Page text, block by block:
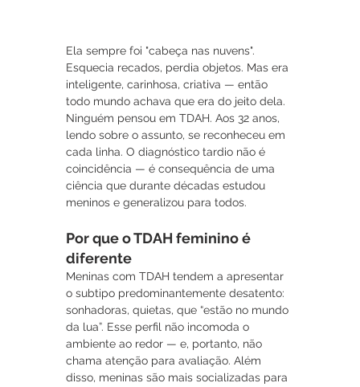
Ela sempre foi "cabeça nas nuvens".
Esquecia recados, perdia objetos. Mas era
inteligente, carinhosa, criativa — então
todo mundo achava que era do jeito dela.
Ninguém pensou em TDAH. Aos 32 anos,
lendo sobre o assunto, se reconheceu em
cada linha. O diagnóstico tardio não é
coincidência — é consequência de uma
ciência que durante décadas estudou
meninos e generalizou para todos.
Por que o TDAH feminino é
diferente
Meninas com TDAH tendem a apresentar
o subtipo predominantemente desatento:
sonhadoras, quietas, que “estão no mundo
da lua”. Esse perfil não incomoda o
ambiente ao redor — e, portanto, não
chama atenção para avaliação. Além
disso, meninas são mais socializadas para